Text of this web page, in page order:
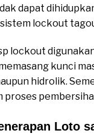
dapat
lockout
lockout
kunci
hidrolik.
proses
Loto